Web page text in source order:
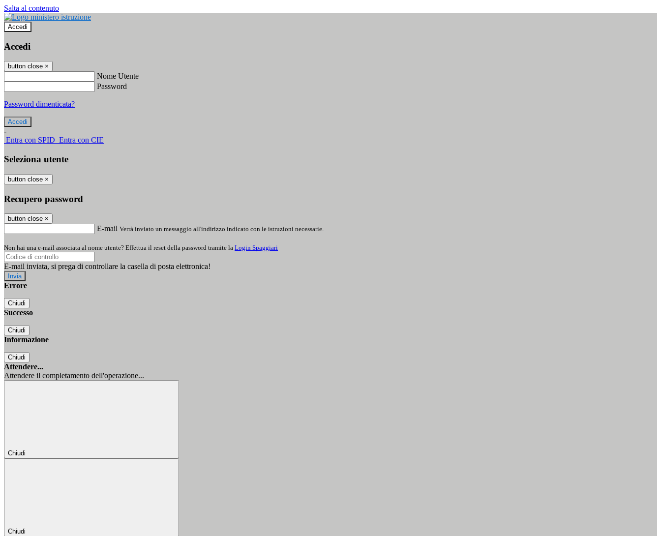
Salta al contenuto
Accedi
Accedi
button close ×
Nome Utente
Password
Password dimenticata?
-
Entra con SPID Entra con CIE
Seleziona utente
button close ×
Recupero password
button close ×
E-mail Verrà inviato un messaggio all'indirizzo indicato con le istruzioni necessarie.
Non hai una e-mail associata al nome utente? Effettua il reset della password tramite la Login Spaggiari
E-mail inviata, si prega di controllare la casella di posta elettronica!
Errore
Chiudi
Successo
Chiudi
Informazione
Chiudi
Attendere...
Attendere il completamento dell'operazione...
Chiudi
Chiudi